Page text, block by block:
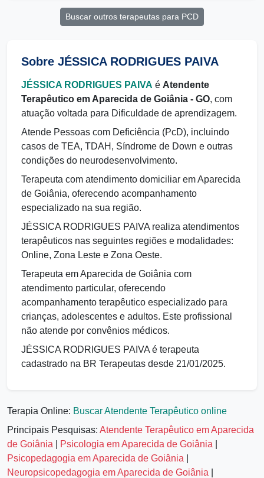
Buscar outros terapeutas para PCD
Sobre JÉSSICA RODRIGUES PAIVA
JÉSSICA RODRIGUES PAIVA é Atendente
Terapêutico em Aparecida de Goiânia - GO, com
atuação voltada para Dificuldade de aprendizagem.
Atende Pessoas com Deficiência (PcD), incluindo
casos de TEA, TDAH, Síndrome de Down e outras
condições do neurodesenvolvimento.
Terapeuta com atendimento domiciliar em Aparecida
de Goiânia, oferecendo acompanhamento
especializado na sua região.
JÉSSICA RODRIGUES PAIVA realiza atendimentos
terapêuticos nas seguintes regiões e modalidades:
Online, Zona Leste e Zona Oeste.
Terapeuta em Aparecida de Goiânia com
atendimento particular, oferecendo
acompanhamento terapêutico especializado para
crianças, adolescentes e adultos. Este profissional
não atende por convênios médicos.
JÉSSICA RODRIGUES PAIVA é terapeuta
cadastrado na BR Terapeutas desde 21/01/2025.
Terapia Online: Buscar Atendente Terapêutico online
Principais Pesquisas: Atendente Terapêutico em Aparecida
de Goiânia
Psicologia em Aparecida de Goiânia
Psicopedagogia em Aparecida de Goiânia
Neuropsicopedagogia em Aparecida de Goiânia